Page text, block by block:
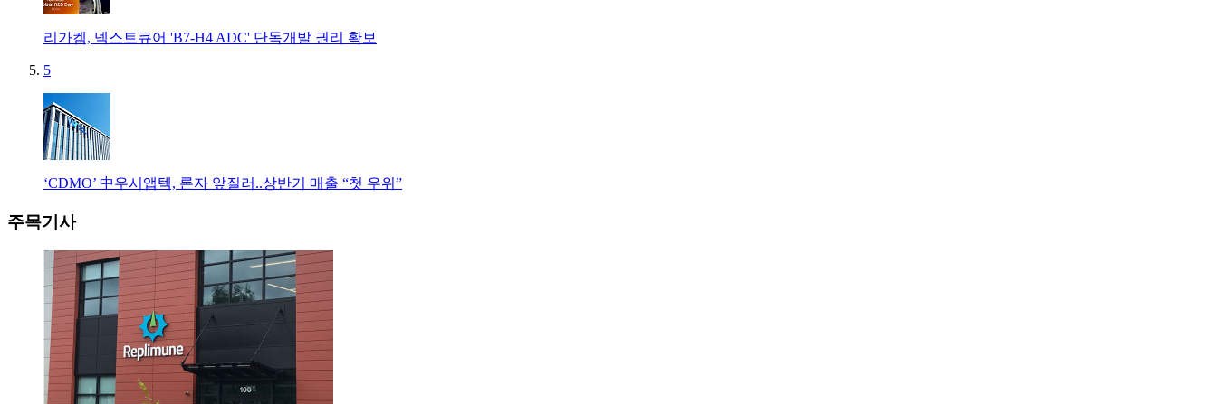
리가켐, 넥스트큐어 'B7-H4 ADC' 단독개발 권리 확보
5
‘CDMO’ 中우시앱텍, 론자 앞질러..상반기 매출 “첫 우위”
주목기사